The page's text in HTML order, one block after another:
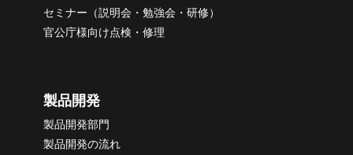
セミナー（説明会・勉強会・研修）
官公庁様向け点検・修理
製品開発
製品開発部門
製品開発の流れ